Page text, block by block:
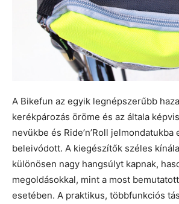
A Bikefun az egyik legnépszerűbb
kerékpározás öröme és az általa
nevükbe és Ride’n’Roll jelmondatukba
beleivódott. A kiegészítők széles
különösen nagy hangsúlyt kapnak,
megoldásokkal, mint a most
esetében. A praktikus, többfunkciós